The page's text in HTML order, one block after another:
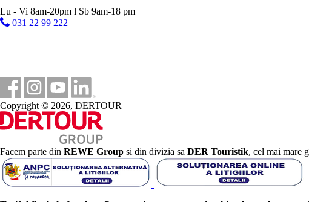
200 m
Magazine
0 m
Rau
7 km
Distanta de cel mai apropiat aeroport
Plaja
Sezlonguri si umbrele gratuite pe plaja
Hotel langa plaja
Lu - Vi 8am-20pm l Sb 9am-18 pm
031 22 99 222
Copyright © 2026, DERTOUR
Facem parte din REWE Group si din divizia sa DER Touristik, cel mai mare